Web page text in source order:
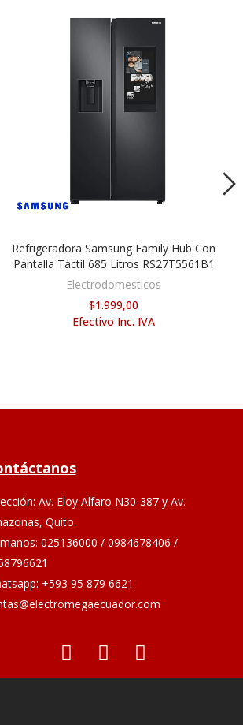
AÑADIR AL CARRITO
Refrigeradora Samsung Family Hub Con
Pantalla Táctil 685 Litros RS27T5561B1
Electrodomesticos
$1.999,00
Efectivo Inc. IVA
Av. Eloy Alfaro N30-387 y Av.
Quito.
025136000 / 0984678406 /
+593 95 879 6621